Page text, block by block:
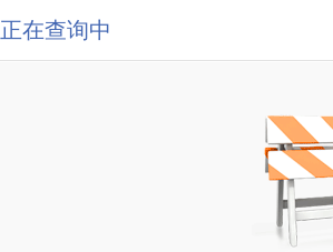
正在查询中